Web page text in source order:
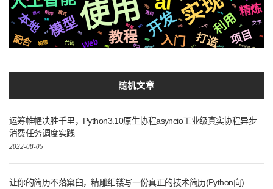
使用开发
教程
模型 利用
入门
本地
精炼
项目
打造
配合 Web
代码
构建
文字
进阶
苹果
模式
制作
一个
学习
图片
Whisper Golang1.18
响应
io
https
简历
流程
声音
数据
centos
格式
celery
场景
镜像
遇到
公司
管理
商城
EP01
全栈
随机文章
运筹帷幄决胜千里，Python3.10原生协程asyncio工业级真实协程异步
消费任务调度实践
2022-08-05
让你的简历不落窠臼，精雕细镂写一份真正的技术简历(Python向)